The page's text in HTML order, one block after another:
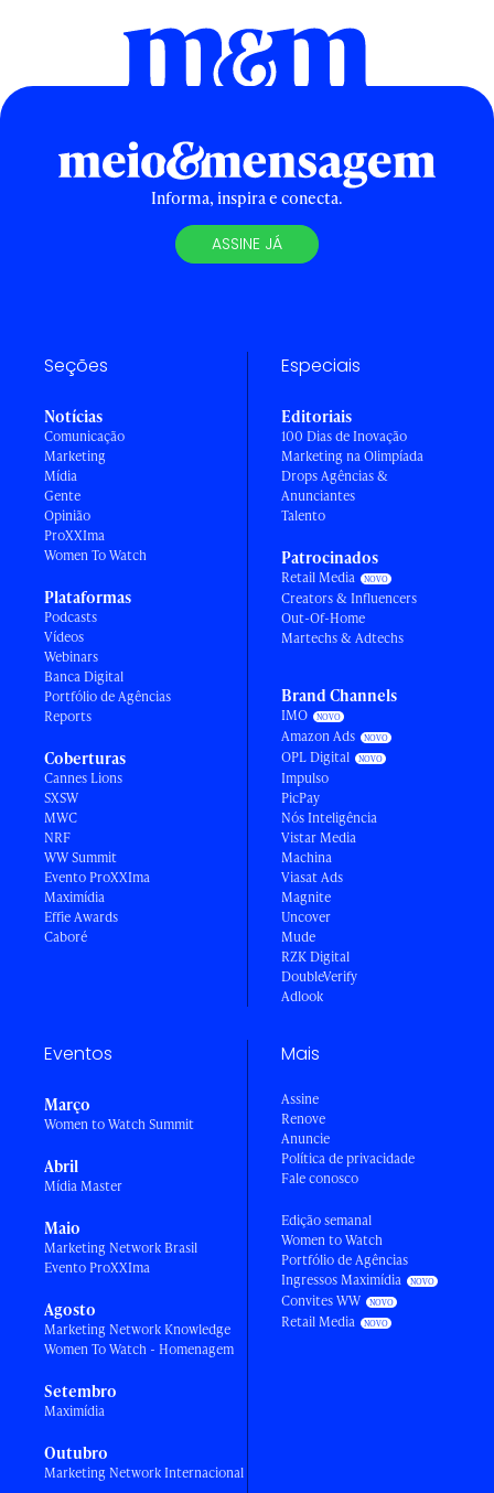
Informa, inspira e conecta.
ASSINE JÁ
Seções
Notícias
Comunicação
Marketing
Mídia
Gente
Opinião
ProXXIma
Women To Watch
Plataformas
Podcasts
Vídeos
Webinars
Banca Digital
Portfólio de Agências
Reports
Coberturas
Cannes Lions
SXSW
MWC
NRF
WW Summit
Evento ProXXIma
Maximídia
Effie Awards
Caboré
Especiais
Editoriais
100 Dias de Inovação
Marketing na Olimpíada
Drops Agências &
Anunciantes
Talento
Patrocinados
Retail Media
Creators & Influencers
Out-Of-Home
Martechs & Adtechs
Brand Channels
IMO
Amazon Ads
OPL Digital
Impulso
PicPay
Nós Inteligência
Vistar Media
Machina
Viasat Ads
Magnite
Uncover
Mude
RZK Digital
DoubleVerify
Adlook
Eventos
Março
Women to Watch Summit
Abril
Mídia Master
Maio
Marketing Network Brasil
Evento ProXXIma
Agosto
Marketing Network Knowledge
Women To Watch - Homenagem
Setembro
Maximídia
Outubro
Marketing Network Internacional
Mais
Assine
Renove
Anuncie
Política de privacidade
Fale conosco
Edição semanal
Women to Watch
Portfólio de Agências
Ingressos Maximídia
Convites WW
Retail Media